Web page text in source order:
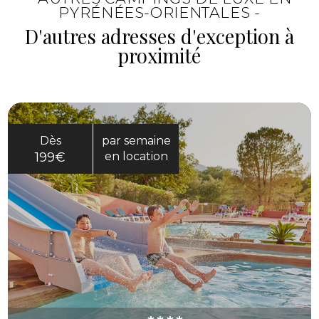
confort du camping.
PYRÉNÉES-ORIENTALES -
D'autres adresses d'exception à
proximité
Dès
199€
par semaine
en location